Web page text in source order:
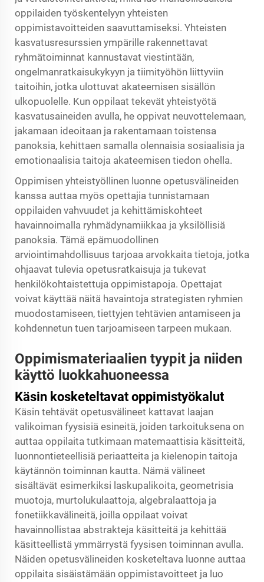
oppilaiden työskentelyyn yhteisten
oppimistavoitteiden saavuttamiseksi. Yhteisten
kasvatusresurssien ympärille rakennettavat
ryhmätoiminnat kannustavat viestintään,
ongelmanratkaisukykyyn ja tiimityöhön liittyviin
taitoihin, jotka ulottuvat akateemisen sisällön
ulkopuolelle. Kun oppilaat tekevät yhteistyötä
kasvatusaineiden avulla, he oppivat neuvottelemaan,
jakamaan ideoitaan ja rakentamaan toistensa
panoksia, kehittaen samalla olennaisia sosiaalisia ja
emotionaalisia taitoja akateemisen tiedon ohella.
Oppimisen yhteistyöllinen luonne opetusvälineiden
kanssa auttaa myös opettajia tunnistamaan
oppilaiden vahvuudet ja kehittämiskohteet
havainnoimalla ryhmädynamiikkaa ja yksilöllisiä
panoksia. Tämä epämuodollinen
arviointimahdollisuus tarjoaa arvokkaita tietoja, jotka
ohjaavat tulevia opetusratkaisuja ja tukevat
henkilökohtaistettuja oppimistapoja. Opettajat
voivat käyttää näitä havaintoja strategisten ryhmien
muodostamiseen, tiettyjen tehtävien antamiseen ja
kohdennetun tuen tarjoamiseen tarpeen mukaan.
Oppimismateriaalien tyypit ja niiden
käyttö luokkahuoneessa
Käsin kosketeltavat oppimistyökalut
Käsin tehtävät opetusvälineet kattavat laajan
valikoiman fyysisiä esineitä, joiden tarkoituksena on
auttaa oppilaita tutkimaan matemaattisia käsitteitä,
luonnontieteellisiä periaatteita ja kielenopin taitoja
käytännön toiminnan kautta. Nämä välineet
sisältävät esimerkiksi laskupalikoita, geometrisia
muotoja, murtolukulaattoja, algebralaattoja ja
fonetiikkavälineitä, joilla oppilaat voivat
havainnollistaa abstrakteja käsitteitä ja kehittää
käsitteellistä ymmärrystä fyysisen toiminnan avulla.
Näiden opetusvälineiden kosketeltava luonne auttaa
oppilaita sisäistämään oppimistavoitteet ja luo